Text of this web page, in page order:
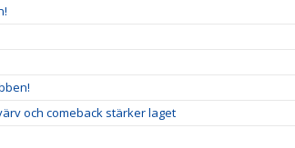
och comeback stärker laget